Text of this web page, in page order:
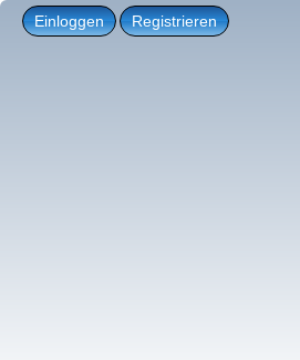
Einloggen Registrieren